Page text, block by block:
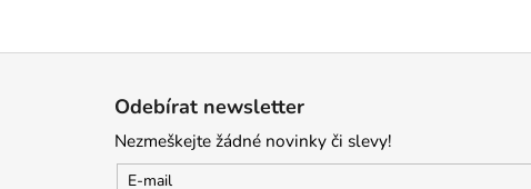
Odebírat newsletter
Nezmeškejte žádné novinky či slevy!
E-mail